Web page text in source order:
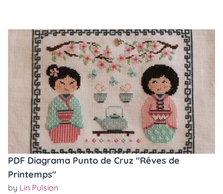
PDF Diagrama Punto de Cruz "Rêves de
Printemps"
by Lin Pulsion